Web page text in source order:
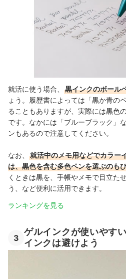
就活に使う場合、 黒インクのボール
ょう。履歴書によっては「黒か青の
ることもありますが、実際には黒色
です。 なかには「ブルーブラック」
ンもあるので注意してください。
なお、
就活中のメモ用などでカラー
は、黒色を含む多色ペンを選ぶのも
くときは黒を、手帳やメモで目立た
う、など便利に活用できます。
ランキングを見る
3
ゲルインクが使いやす
インクは避けよう